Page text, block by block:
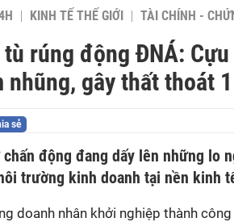
KINH TẾ THẾ GIỚI TÀI CHÍNH -
rúng động ĐNÁ:
nhũng, gây thất thoát
sẻ
động đang dấy lên những lo
trường kinh doanh tại nền kinh
doanh nhân khởi nghiệp thành